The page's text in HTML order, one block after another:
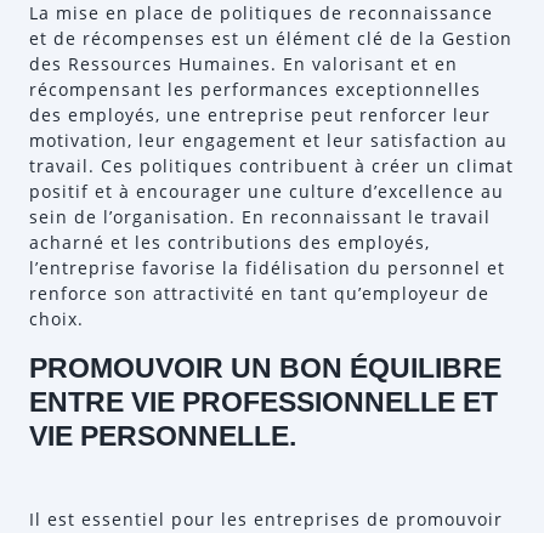
La mise en place de politiques de reconnaissance
et de récompenses est un élément clé de la Gestion
des Ressources Humaines. En valorisant et en
récompensant les performances exceptionnelles
des employés, une entreprise peut renforcer leur
motivation, leur engagement et leur satisfaction au
travail. Ces politiques contribuent à créer un climat
positif et à encourager une culture d’excellence au
sein de l’organisation. En reconnaissant le travail
acharné et les contributions des employés,
l’entreprise favorise la fidélisation du personnel et
renforce son attractivité en tant qu’employeur de
choix.
PROMOUVOIR UN BON ÉQUILIBRE
ENTRE VIE PROFESSIONNELLE ET
VIE PERSONNELLE.
Il est essentiel pour les entreprises de promouvoir